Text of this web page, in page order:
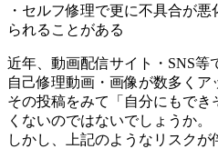
・セルフ修理で更に不具合が
られることがある
近年、動画配信サイト・SNS等
自己修理動画・画像が数多くア
その投稿をみて「自分にもで
くないのではないでしょうか。
しかし、上記のようなリスク